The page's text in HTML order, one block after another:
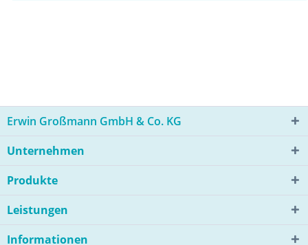
Erwin Großmann GmbH & Co. KG
Unternehmen
Produkte
Leistungen
Informationen